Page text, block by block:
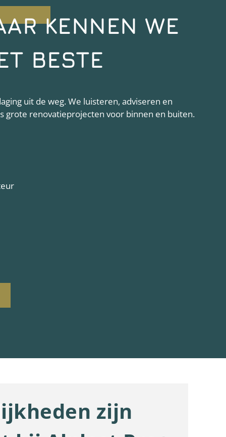
KENNEN WE
BESTE
uit de weg. We luisteren, adviseren en
grote renovatieprojecten voor binnen en buiten.
zijn